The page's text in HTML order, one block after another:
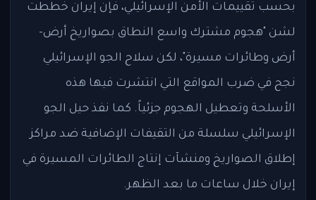
بحسب تقييمات الأمن الإسرائيلي، فإن إيران خططت
لشن "هجوم مشترك واسع النطاق بصواريخ أرض-
أرض وطائرات مسيرة"، لكن سلاح الجو الإسرائيلي
نجح في ضرب المواقع التي انتشرت فيها هذه
الأسلحة وتعطيل الهجوم جزئياً. كما نفذ حيل الجو
الإسرائيلي سلسلة من التقيفات الإضافية ضد مراكز
إطلاق الصواريخ ومنشآت إنتاج الطائرات المسيرة في
إيران خلال ساعات ما بعد الظهر.